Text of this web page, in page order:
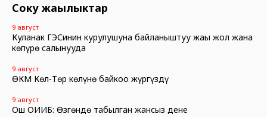
Соңку жаңылыктар
9 август
Куланак ГЭСинин курулушуна байланыштуу жаңы жол жана
көпүрө салынууда
9 август
ӨКМ Көл-Төр көлүнө байкоо жүргүздү
9 август
Ош ОИИБ: Өзгөндө табылган жансыз дене